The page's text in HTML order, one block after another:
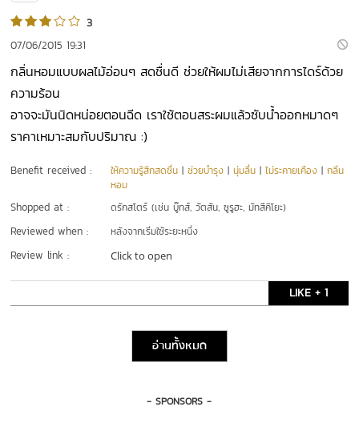
3
07/06/2015 19:31
กลิ่นหอมแบบผลไม้อ่อนๆ สดชื่นดี ช่วยให้ผมไม่เสียจากการไดร์ด้วย
ความร้อน
อาจจะมันนิดหน่อยตอนฉีด เราใช้ตอนสระผมแล้วซับน้ำออกหมาดๆ
ราคาเหมาะสมกับปริมาณ :)
Benefit received : ให้ความรู้สึกสดชื่น |ช่วยบำรุง |นุ่มลื่น |ไม่ระคายเคือง |กลิ่น
หอม
Shopped at : ดรักสโตร์ (เช่น บู๊ทส์, วัตสัน, ซูรูฮะ, มัทสึคิโยะ)
Reviewed when : หลังจากเริ่มใช้ระยะหนึ่ง
Review link : Click to open
LIKE + 1
อ่านทั้งหมด
- SPONSORS -